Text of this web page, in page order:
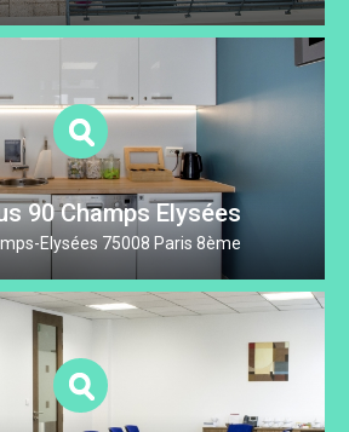
90 Champs Elysées
Elysées 75008 Paris 8ème